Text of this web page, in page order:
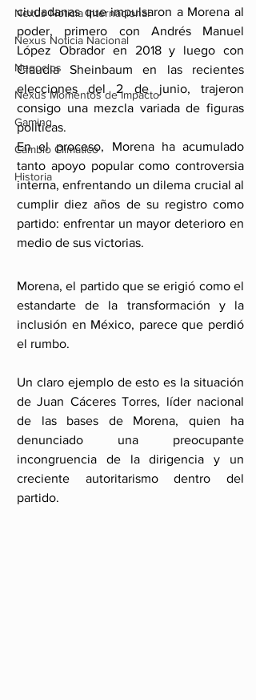
Nexus Noticia Internacional
Nexus Noticia Nacional
Negocios
Nexus Momentos de Impacto
Gaming
Cambio Climatico
Historia
ciudadanas que impulsaron a Morena al
poder, primero con Andrés Manuel
López Obrador en 2018 y luego con
Claudia Sheinbaum en las recientes
elecciones del 2 de junio, trajeron
consigo una mezcla variada de figuras
políticas.
En el proceso, Morena ha acumulado
tanto apoyo popular como controversia
interna, enfrentando un dilema crucial al
cumplir diez años de su registro como
partido: enfrentar un mayor deterioro en
medio de sus victorias.
Morena, el partido que se erigió como el
estandarte de la transformación y la
inclusión en México, parece que perdió
el rumbo.
Un claro ejemplo de esto es la situación
de Juan Cáceres Torres, líder nacional
de las bases de Morena, quien ha
denunciado una preocupante
incongruencia de la dirigencia y un
creciente autoritarismo dentro del
partido.